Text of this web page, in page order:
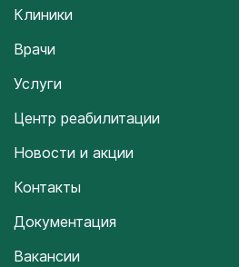
Клиники
Врачи
Услуги
Центр реабилитации
Новости и акции
Контакты
Документация
Вакансии